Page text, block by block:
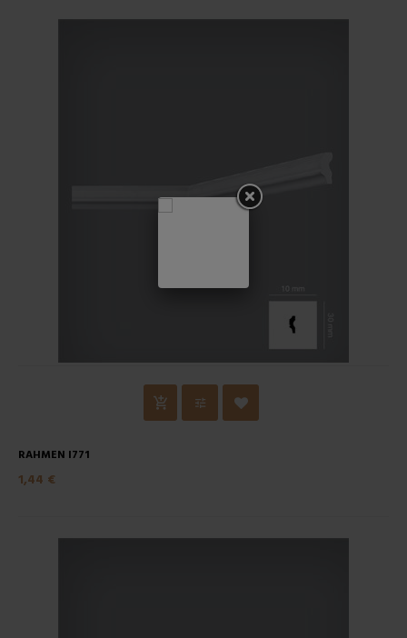
RAHMEN I771
1,44 €